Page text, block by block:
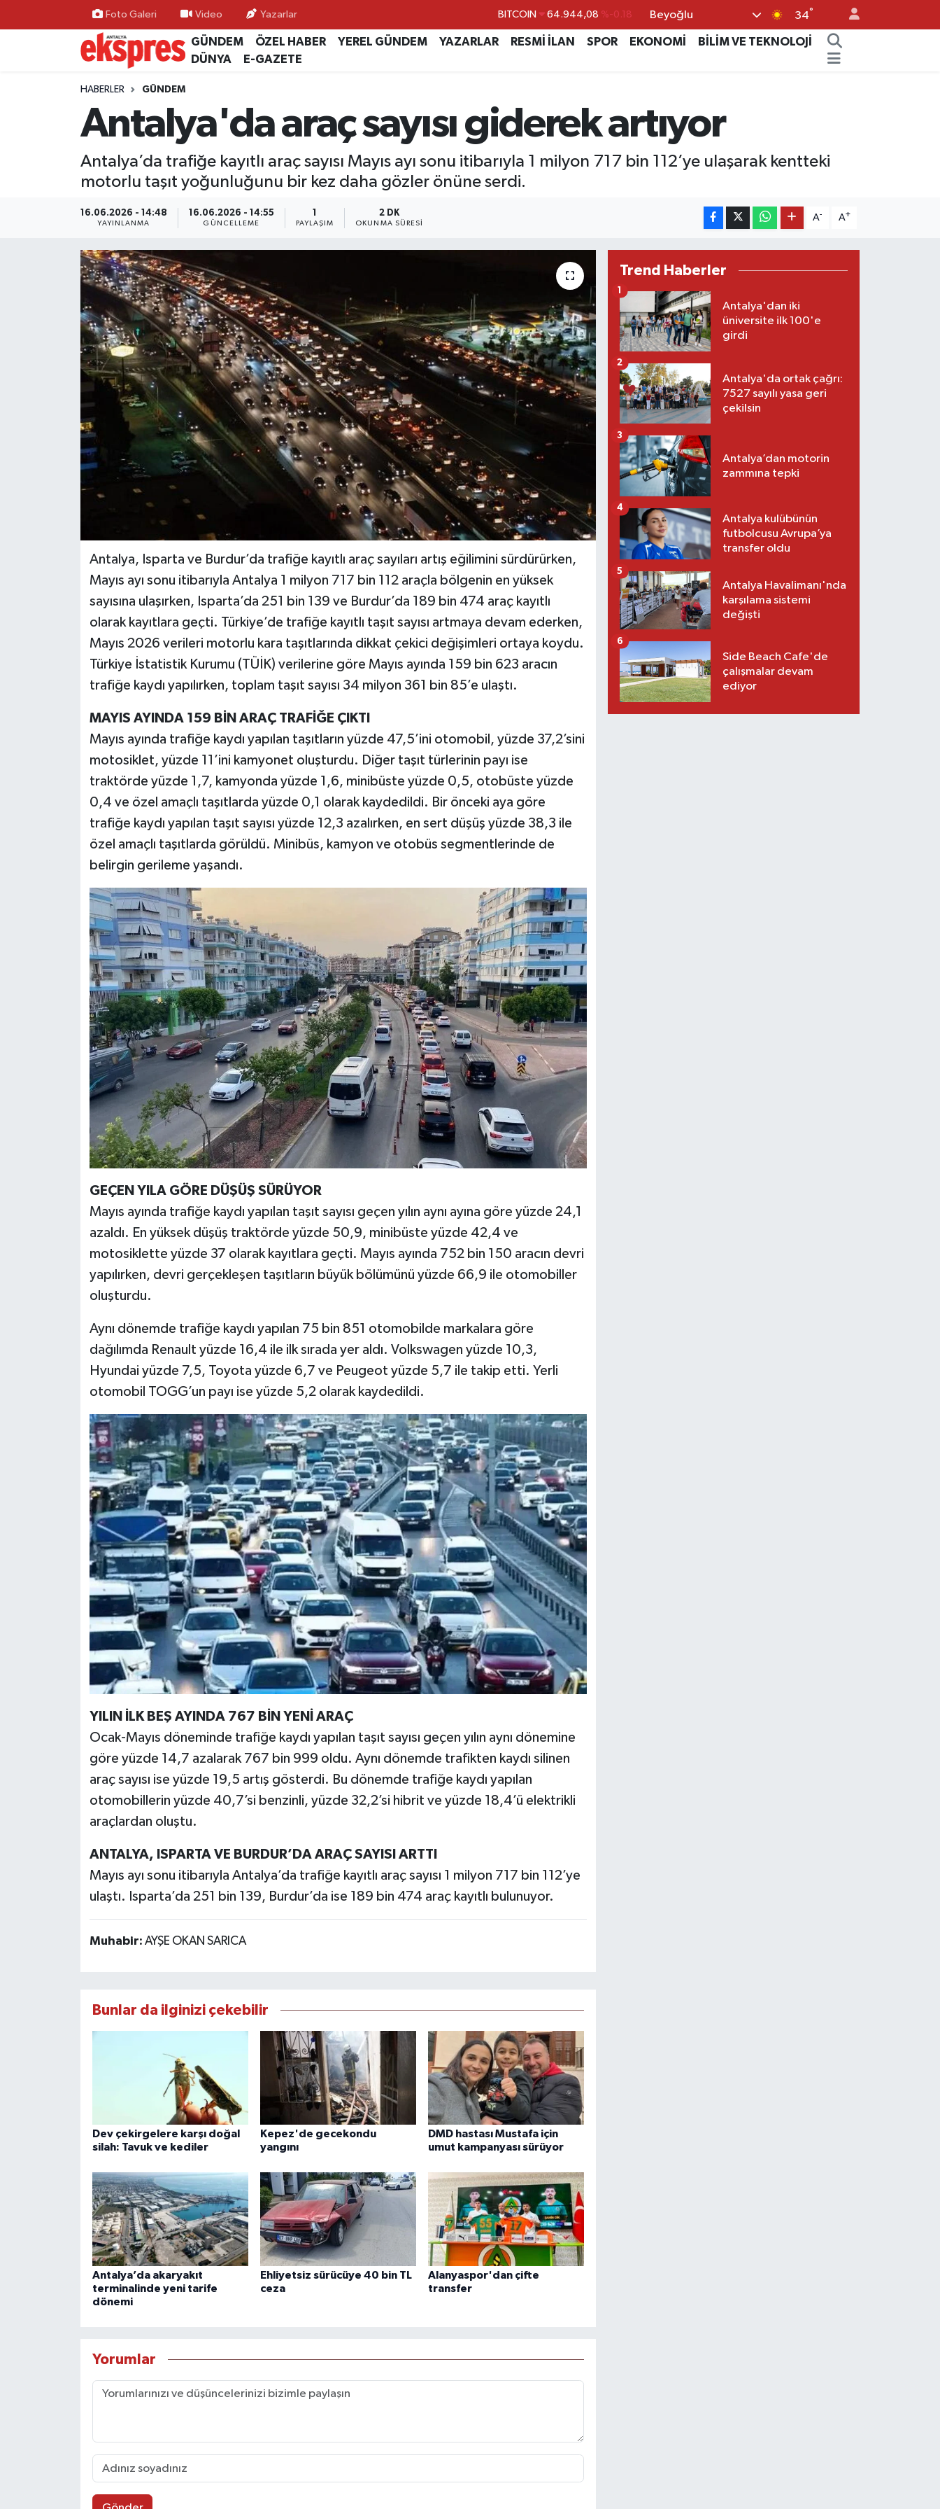
Foto Galeri Video Yazarlar DOLAR 47,7436 %0.18
EURO 55,2510 %0.32
BİST100 13.779 %-14
BITCOIN 64.944,08 %-0.18
Beyoğlu 34°
GÜNDEM ÖZEL HABER YEREL GÜNDEM YAZARLAR RESMİ İLAN SPOR EKONOMİ
BİLİM VE TEKNOLOJİ
DÜNYA
E-GAZETE
HABERLER GÜNDEM
Antalya'da araç sayısı giderek artıyor
Antalya’da trafiğe kayıtlı araç sayısı Mayıs ayı sonu itibarıyla 1 milyon 717 bin 112’ye ulaşarak kentteki
motorlu taşıt yoğunluğunu bir kez daha gözler önüne serdi.
16.06.2026 - 14:48
YAYINLANMA
16.06.2026 - 14:55
GÜNCELLEME
1
PAYLAŞIM
2 DK
OKUNMA SÜRESI
A- A+
Antalya, Isparta ve Burdur’da trafiğe kayıtlı araç sayıları artış eğilimini sürdürürken,
Mayıs ayı sonu itibarıyla Antalya 1 milyon 717 bin 112 araçla bölgenin en yüksek
sayısına ulaşırken, Isparta’da 251 bin 139 ve Burdur’da 189 bin 474 araç kayıtlı
olarak kayıtlara geçti. Türkiye’de trafiğe kayıtlı taşıt sayısı artmaya devam ederken,
Mayıs 2026 verileri motorlu kara taşıtlarında dikkat çekici değişimleri ortaya koydu.
Türkiye İstatistik Kurumu (TÜİK) verilerine göre Mayıs ayında 159 bin 623 aracın
trafiğe kaydı yapılırken, toplam taşıt sayısı 34 milyon 361 bin 85’e ulaştı.
MAYIS AYINDA 159 BİN ARAÇ TRAFİĞE ÇIKTI
Mayıs ayında trafiğe kaydı yapılan taşıtların yüzde 47,5’ini otomobil, yüzde 37,2’sini
motosiklet, yüzde 11’ini kamyonet oluşturdu. Diğer taşıt türlerinin payı ise
traktörde yüzde 1,7, kamyonda yüzde 1,6, minibüste yüzde 0,5, otobüste yüzde
0,4 ve özel amaçlı taşıtlarda yüzde 0,1 olarak kaydedildi. Bir önceki aya göre
trafiğe kaydı yapılan taşıt sayısı yüzde 12,3 azalırken, en sert düşüş yüzde 38,3 ile
özel amaçlı taşıtlarda görüldü. Minibüs, kamyon ve otobüs segmentlerinde de
belirgin gerileme yaşandı.
GEÇEN YILA GÖRE DÜŞÜŞ SÜRÜYOR
Mayıs ayında trafiğe kaydı yapılan taşıt sayısı geçen yılın aynı ayına göre yüzde 24,1
azaldı. En yüksek düşüş traktörde yüzde 50,9, minibüste yüzde 42,4 ve
motosiklette yüzde 37 olarak kayıtlara geçti. Mayıs ayında 752 bin 150 aracın devri
yapılırken, devri gerçekleşen taşıtların büyük bölümünü yüzde 66,9 ile otomobiller
oluşturdu.
Aynı dönemde trafiğe kaydı yapılan 75 bin 851 otomobilde markalara göre
dağılımda Renault yüzde 16,4 ile ilk sırada yer aldı. Volkswagen yüzde 10,3,
Hyundai yüzde 7,5, Toyota yüzde 6,7 ve Peugeot yüzde 5,7 ile takip etti. Yerli
otomobil TOGG’un payı ise yüzde 5,2 olarak kaydedildi.
YILIN İLK BEŞ AYINDA 767 BİN YENİ ARAÇ
Ocak-Mayıs döneminde trafiğe kaydı yapılan taşıt sayısı geçen yılın aynı dönemine
göre yüzde 14,7 azalarak 767 bin 999 oldu. Aynı dönemde trafikten kaydı silinen
araç sayısı ise yüzde 19,5 artış gösterdi. Bu dönemde trafiğe kaydı yapılan
otomobillerin yüzde 40,7’si benzinli, yüzde 32,2’si hibrit ve yüzde 18,4’ü elektrikli
araçlardan oluştu.
ANTALYA, ISPARTA VE BURDUR’DA ARAÇ SAYISI ARTTI
Mayıs ayı sonu itibarıyla Antalya’da trafiğe kayıtlı araç sayısı 1 milyon 717 bin 112’ye
ulaştı. Isparta’da 251 bin 139, Burdur’da ise 189 bin 474 araç kayıtlı bulunuyor.
Muhabir: AYŞE OKAN SARICA
Bunlar da ilginizi çekebilir
Dev çekirgelere karşı doğal
silah: Tavuk ve kediler
Kepez'de gecekondu
yangını
DMD hastası Mustafa için
umut kampanyası sürüyor
Antalya’da akaryakıt
terminalinde yeni tarife
dönemi
Ehliyetsiz sürücüye 40 bin TL
ceza
Alanyaspor'dan çifte
transfer
Yorumlar
Trend Haberler
Antalya'dan iki
üniversite ilk 100'e
girdi
1
Antalya'da ortak çağrı:
7527 sayılı yasa geri
çekilsin
2
Antalya’dan motorin
zammına tepki
3
Antalya kulübünün
futbolcusu Avrupa’ya
transfer oldu
4
Antalya Havalimanı'nda
karşılama sistemi
değişti
5
Side Beach Cafe'de
çalışmalar devam
ediyor
6
ÖZEL HABER
GÜNDEM
YEREL GÜNDEM
EKONOMİ
SİYASET
TURİZM
RÖPORTAJ
VİDEO HABERLER
RESMİ İLAN
MAGAZİN
Nöbetçi Eczaneler
Hava Durumu
Trafik Durumu
Süper Lig Puan Durumu ve Fikstür
Haber Arşivi